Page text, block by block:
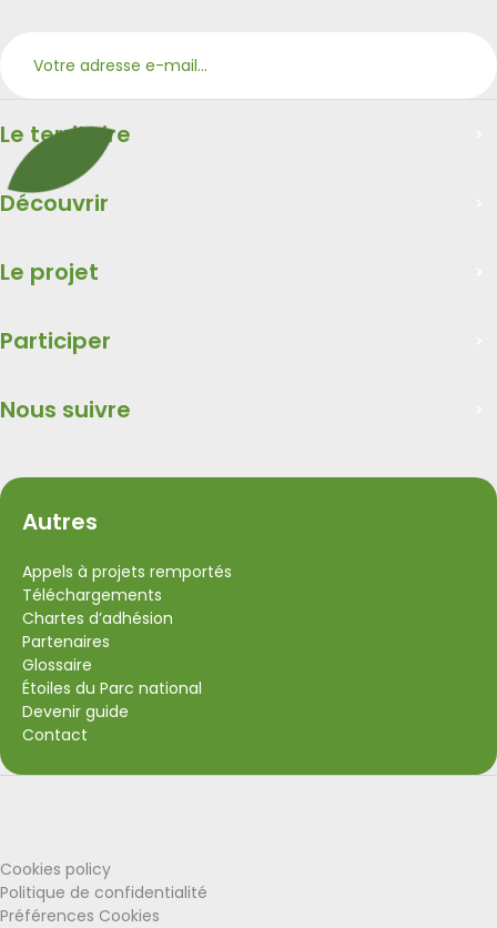
Le territoire
Découvrir
Le projet
Participer
Nous suivre
Autres
Appels à projets remportés
Téléchargements
Chartes d’adhésion
Partenaires
Glossaire
Étoiles du Parc national
Devenir guide
Contact
Cookies policy
Politique de confidentialité
Préférences Cookies